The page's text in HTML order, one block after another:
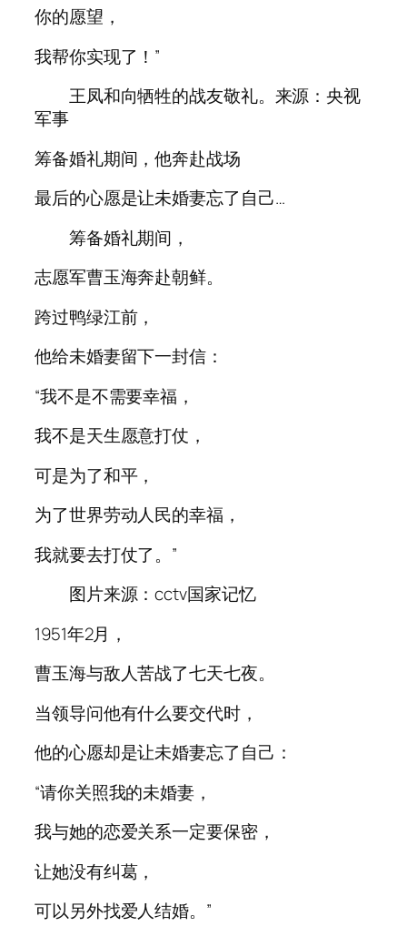
你的愿望，
我帮你实现了！”
王凤和向牺牲的战友敬礼。来源：央视
军事
筹备婚礼期间，他奔赴战场
最后的心愿是让未婚妻忘了自己…
筹备婚礼期间，
志愿军曹玉海奔赴朝鲜。
跨过鸭绿江前，
他给未婚妻留下一封信：
“我不是不需要幸福，
我不是天生愿意打仗，
可是为了和平，
为了世界劳动人民的幸福，
我就要去打仗了。”
图片来源：cctv国家记忆
1951年2月，
曹玉海与敌人苦战了七天七夜。
当领导问他有什么要交代时，
他的心愿却是让未婚妻忘了自己：
“请你关照我的未婚妻，
我与她的恋爱关系一定要保密，
让她没有纠葛，
可以另外找爱人结婚。”